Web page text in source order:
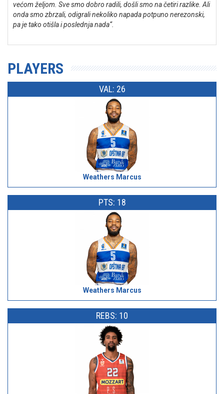
većom željom. Sve smo dobro radili, došli smo na četiri razlike. Ali
onda smo zbrzali, odigrali nekoliko napada potpuno nerezonski,
pa je tako otišla i poslednja nada“.
PLAYERS
VAL: 26
Weathers Marcus
PTS: 18
Weathers Marcus
REBS: 10